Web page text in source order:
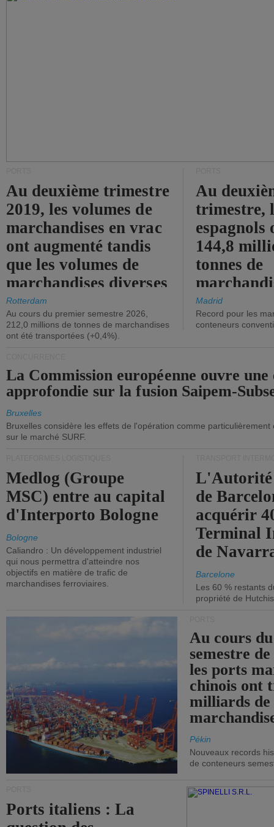
Au deuxième trimestre
2019, les volumes de
marchandises en vrac
ont augmenté tandis
que les volumes de
marchandises diverses
ont diminué.
Rotterdam
Au cours du premier semestre 2026,
212,0 millions de tonnes de marchandises
ont été transportées (+0,4%).
Au
trimestre,
144,8
tonnes de
(+2,9%).
Madrid
Record pour les
conteneurs
La Commission européenne ouvre une
approfondie sur la fusion Saipem-
Bruxelles
Bruxelles considère les effets de l'opération comme
sur le marché SURF.
Medlog (Groupe
MSC) entre au capital
d'Interporto Bologne
Bologne
Caliandro : Un développement industriel
qui nous permettra d'atteindre nos
objectifs en matière de trafic de
marchandises ferroviaires.
de
acquérir
Terminal
de
Barcelone
Les 60 % restants
propriété de
Au cours
semestre
les ports
chinois ont
milliards de
Pékin
Nouveaux records
de conteneurs
Ports italiens : La